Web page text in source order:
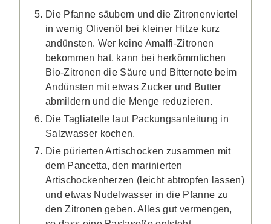
Die Pfanne säubern und die Zitronenviertel
in wenig Olivenöl bei kleiner Hitze kurz
andünsten. Wer keine Amalfi-Zitronen
bekommen hat, kann bei herkömmlichen
Bio-Zitronen die Säure und Bitternote beim
Andünsten mit etwas Zucker und Butter
abmildern und die Menge reduzieren.
Die Tagliatelle laut Packungsanleitung in
Salzwasser kochen.
Die pürierten Artischocken zusammen mit
dem Pancetta, den marinierten
Artischockenherzen (leicht abtropfen lassen)
und etwas Nudelwasser in die Pfanne zu
den Zitronen geben. Alles gut vermengen,